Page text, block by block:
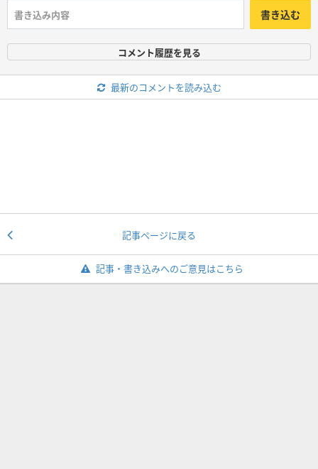
書き込む
コメント履歴を見る
最新のコメントを読み込む
記事ページに戻る
記事・書き込みへのご意見はこちら